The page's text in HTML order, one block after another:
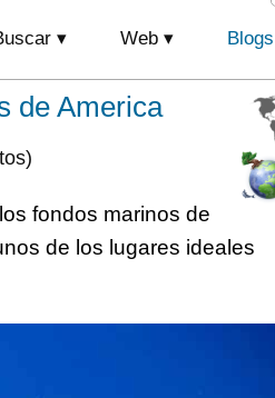
Web Blogs
de America
fondos marinos de
de los lugares ideales